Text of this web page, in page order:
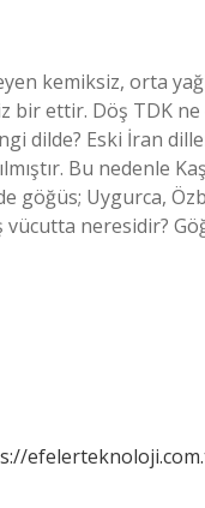
kemiksiz, orta
bir ettir. Döş TDK
dilde? Eski İran
Bu nedenle
Uygurca,
vücutta neresidir?